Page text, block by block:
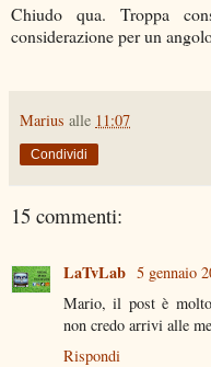
Chiudo qua. Troppa
considerazione per un
Marius alle 11:07
Condividi
15 commenti:
LaTvLab 5 gennaio
Mario, il post è
non credo arrivi alle
Rispondi